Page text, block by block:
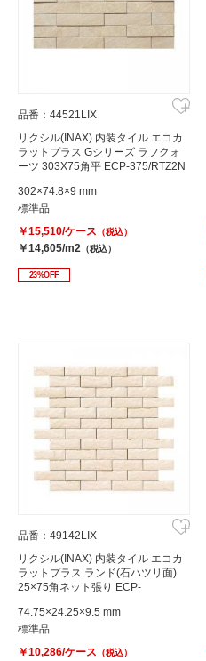
品番：44521LIX
リクシル(INAX) 内装タイル エコカ
ラットプラス Gシリーズ ラフクォ
ーツ 303X75角平 ECP-375/RTZ2N
302×74.8×9 mm
標準品
￥15,510/ケース （税込）
￥14,605/m2 （税込）
23%OFF
品番：49142LIX
リクシル(INAX) 内装タイル エコカ
ラットプラス ランド(石ハツリ面)
25×75角ネット張り ECP-
74.75×24.25×9.5 mm
標準品
￥10,286/ケース （税込）